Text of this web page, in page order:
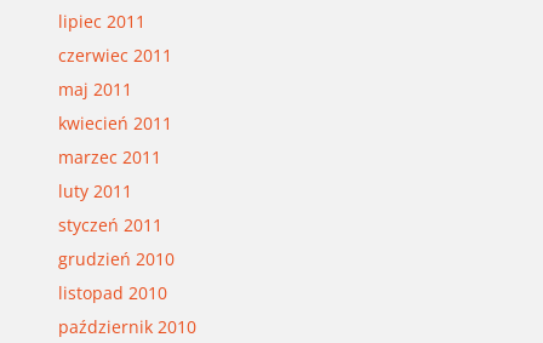
lipiec 2011
czerwiec 2011
maj 2011
kwiecień 2011
marzec 2011
luty 2011
styczeń 2011
grudzień 2010
listopad 2010
październik 2010